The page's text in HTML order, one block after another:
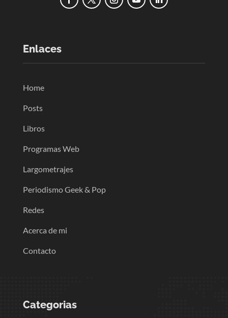
Enlaces
Home
Posts
Libros
Programas Web
Largometrajes
Periodismo Geek & Pop
Redes
Acerca de mi
Contacto
Categorias